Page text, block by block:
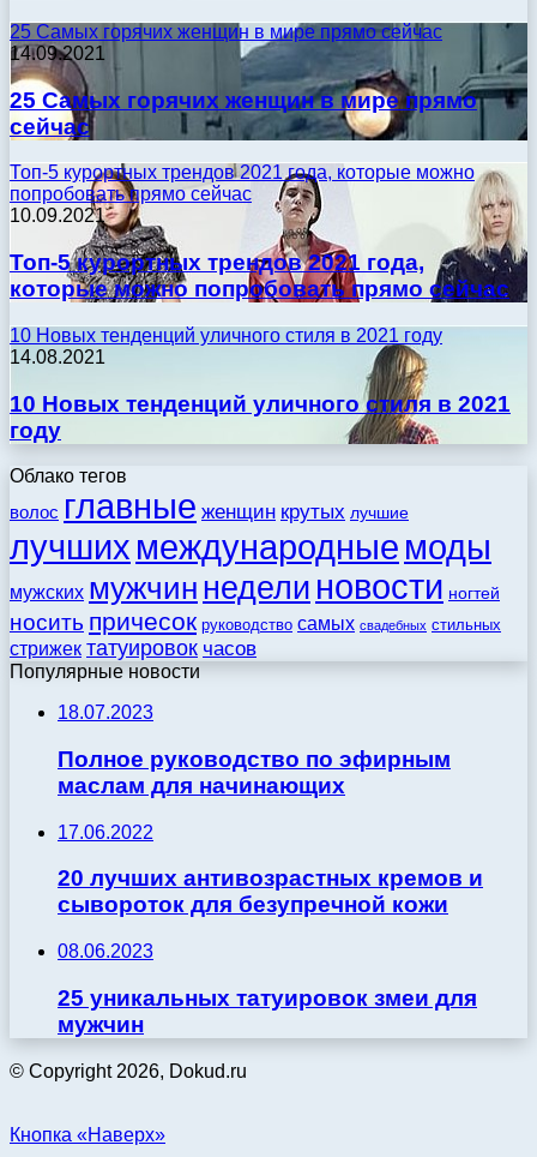
25 Самых горячих женщин в мире прямо сейчас
14.09.2021
25 Самых горячих женщин в мире прямо
сейчас
Топ-5 курортных трендов 2021 года, которые можно
попробовать прямо сейчас
10.09.2021
Топ-5 курортных трендов 2021 года,
которые можно попробовать прямо сейчас
10 Новых тенденций уличного стиля в 2021 году
14.08.2021
10 Новых тенденций уличного стиля в 2021
году
Облако тегов
волос главные женщин крутых лучшие
лучших международные моды
мужских мужчин недели новости ногтей
носить причесок руководство самых свадебных стильных
стрижек татуировок часов
Популярные новости
18.07.2023
Полное руководство по эфирным
маслам для начинающих
17.06.2022
20 лучших антивозрастных кремов и
сывороток для безупречной кожи
08.06.2023
25 уникальных татуировок змеи для
мужчин
© Copyright 2026, Dokud.ru
Кнопка «Наверх»